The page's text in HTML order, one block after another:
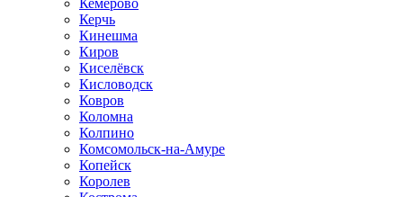
Кемерово
Керчь
Кинешма
Киров
Киселёвск
Кисловодск
Ковров
Коломна
Колпино
Комсомольск-на-Амуре
Копейск
Королев